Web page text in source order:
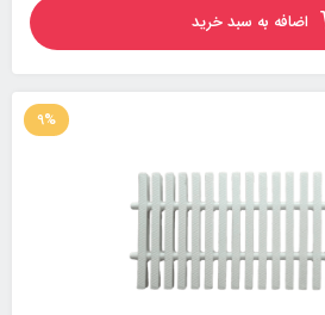
اضافه به سبد خرید
9%